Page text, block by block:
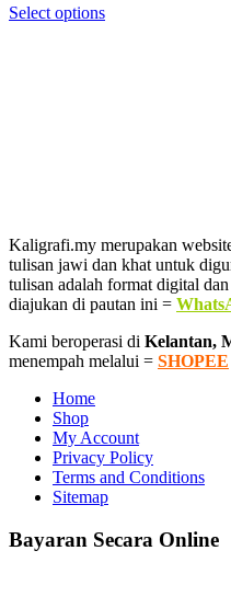
Select options
Kaligrafi.my merupakan
tulisan jawi dan khat untuk
tulisan adalah format digital
diajukan di pautan ini =
Kami beroperasi di Kelantan,
menempah melalui = SHOPEE
Home
Shop
My Account
Privacy Policy
Terms and Conditions
Sitemap
Bayaran Secara Online